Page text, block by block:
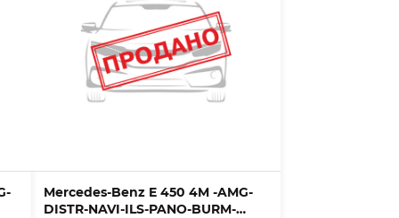
Mercedes-Benz E 450 4M -AMG-
DISTR-NAVI-ILS-PANO-BURM-